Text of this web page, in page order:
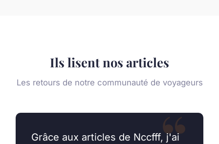
Ils lisent nos articles
Les retours de notre communauté de voyageurs
Grâce aux articles de Nccfff, j'ai